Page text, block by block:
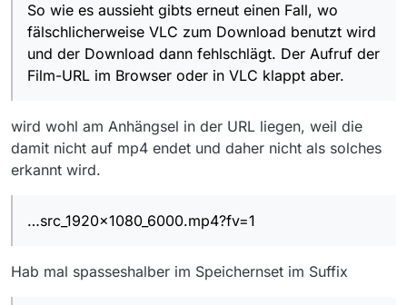
So wie es aussieht gibts erneut einen Fall, wo
fälschlicherweise VLC zum Download benutzt wird
und der Download dann fehlschlägt. Der Aufruf der
Film-URL im Browser oder in VLC klappt aber.
wird wohl am Anhängsel in der URL liegen, weil die
damit nicht auf mp4 endet und daher nicht als solches
erkannt wird.
…src_1920x1080_6000.mp4?fv=1
Hab mal spasseshalber im Speichernset im Suffix